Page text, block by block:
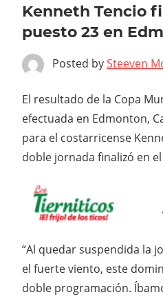
Kenneth Tencio
puesto 23 en
Posted bySteeven
El resultado de la Copa
efectuada en Edmonton,
para el costarricense
doble jornada finalizó en
“Al quedar suspendida la
el fuerte viento, este
doble programación.